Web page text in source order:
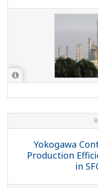
Yokogawa
Production
in